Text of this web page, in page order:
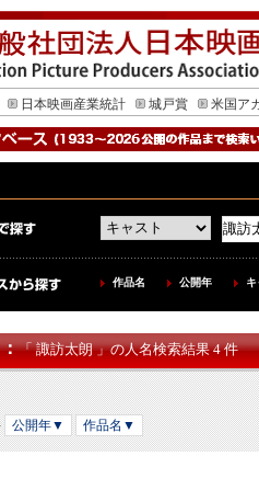
日本映画産業統計 城戸賞 米国ア
作品名 公開年
：「 諏訪太朗 」の人名検索結果 4 件
公開年▼ 作品名▼